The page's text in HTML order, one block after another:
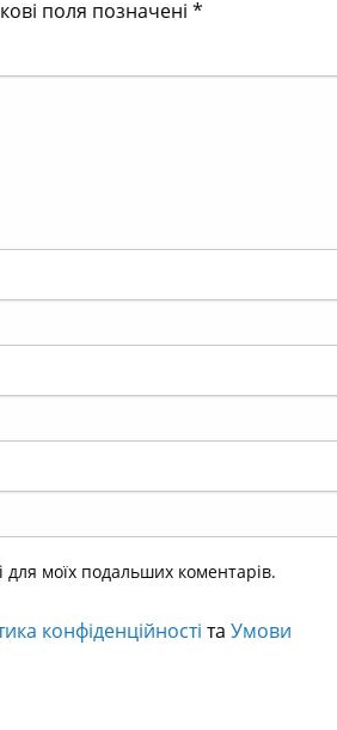
поля позначені *
для моїх подальших коментарів.
конфіденційності та Умови